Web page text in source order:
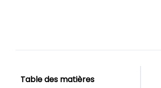
Table des matières